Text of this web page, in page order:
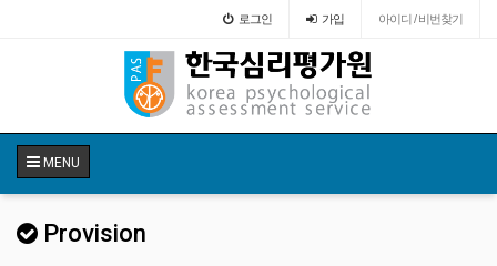
로그인 가입 아이디 / 비번찾기
MENU
Provision